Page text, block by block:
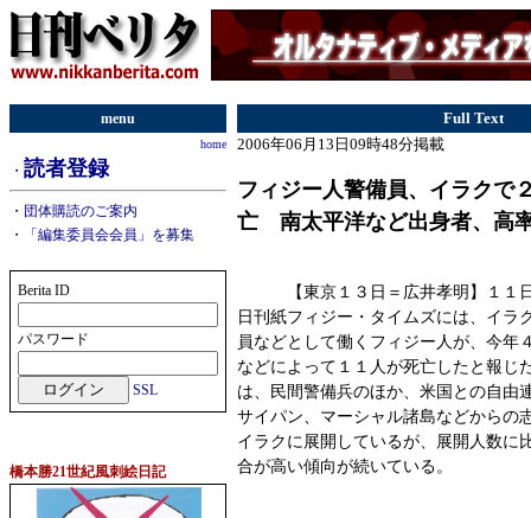
menu
home
・ 読者登録
・ 団体購読のご案内
・
「編集委員会会員」を募集
Berita ID
パスワード
SSL
橋本勝21世紀風刺絵日記
Full Text
2006年06月13日09時48分掲載
フィジー人警備員、イラクで
亡 南太平洋など出身者、高
【東京１３日＝広井孝明】１１日
日刊紙フィジー・タイムズには、イラ
員などとして働くフィジー人が、今年
などによって１１人が死亡したと報じ
は、民間警備兵のほか、米国との自由
サイパン、マーシャル諸島などからの
イラクに展開しているが、展開人数に
合が高い傾向が続いている。